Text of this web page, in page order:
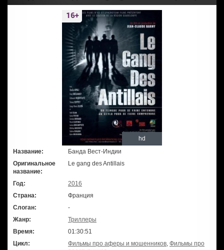
hd
Название:
Банда Вест-Индии
Оригинальное
название:
Le gang des Antillais
Год:
2016
Страна:
Франция
Слоган:
-
Жанр:
Триллеры
Время:
01:30:51
Цикл:
Фильмы про аферы и мошенников, Фильмы про